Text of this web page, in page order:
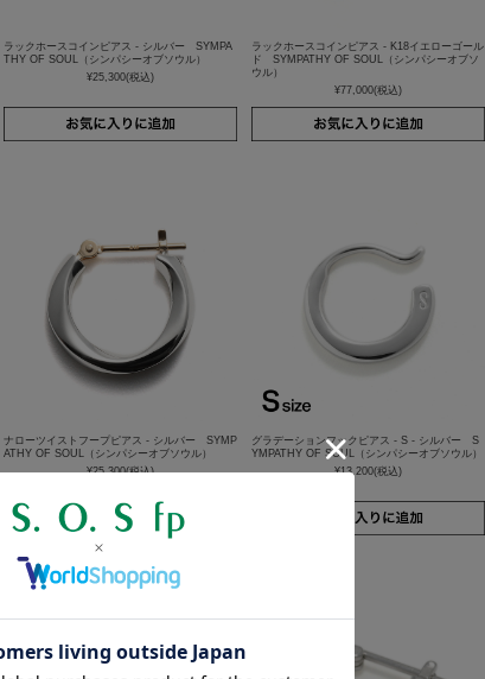
ラックホースコインピアス - シルバー SYMPA
THY OF SOUL（シンパシーオブソウル）
¥25,300(税込)
ラックホースコインピアス - K18イエローゴール
ド SYMPATHY OF SOUL（シンパシーオブソ
ウル）
¥77,000(税込)
ナローツイストフープピアス - シルバー SYMP
ATHY OF SOUL（シンパシーオブソウル）
¥25,300(税込)
グラデーションフックピアス - S - シルバー S
YMPATHY OF SOUL（シンパシーオブソウル）
¥13,200(税込)